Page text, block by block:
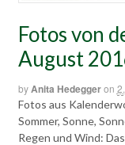
Fotos von
August
byAnita Hedeggeron
Fotos aus
Sommer, Sonne,
Regen und Wind: